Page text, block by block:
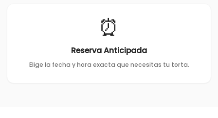
⏰
Reserva Anticipada
Elige la fecha y hora exacta que necesitas tu torta.